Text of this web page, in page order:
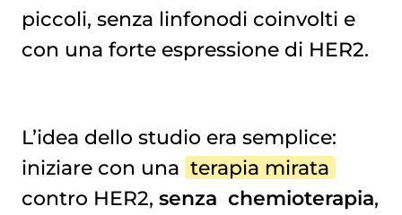
piccoli, senza linfonodi coinvolti e
con una forte espressione di HER2.
L’idea dello studio era semplice:
iniziare con una terapia mirata
contro HER2, senza chemioterapia,